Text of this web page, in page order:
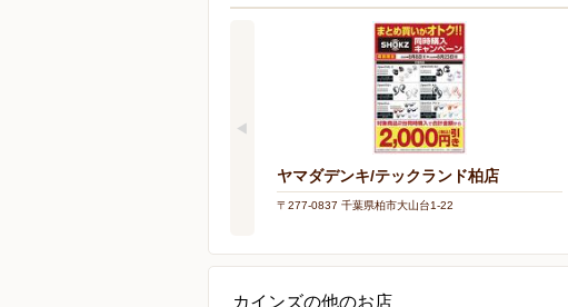
ヤマダデンキ/テックランド柏店
〒277-0837 千葉県柏市大山台1-22
カインズの他のお店